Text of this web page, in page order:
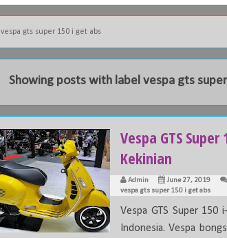
vespa gts super 150 i get abs
Showing posts with labelvespa gts
Vespa GTS
Kekinian
Admin June 27, 2019
vespa gts super 150 i get abs
Vespa GTS Super 150
Indonesia. Vespa